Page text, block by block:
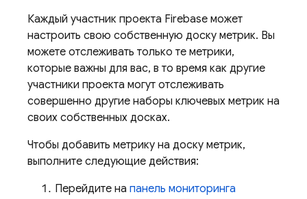
Каждый участник проекта Firebase может
настроить свою собственную доску метрик. Вы
можете отслеживать только те метрики,
которые важны для вас, в то время как другие
участники проекта могут отслеживать
совершенно другие наборы ключевых метрик на
своих собственных досках.
Чтобы добавить метрику на доску метрик,
выполните следующие действия:
Перейдите на панель мониторинга